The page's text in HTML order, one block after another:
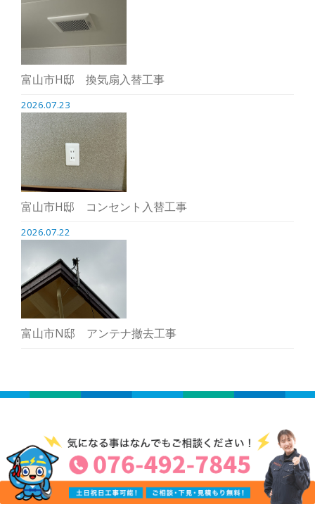
富山市H邸 換気扇入替工事
2026.07.23
富山市H邸 コンセント入替工事
2026.07.22
富山市N邸 アンテナ撤去工事